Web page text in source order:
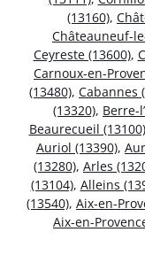
(13160),
Châteauneuf-
Ceyreste (13600),
Carnoux-en-
(13480), Cabannes
(13320), Berre-
Beaurecueil (13100)
Auriol (13390),
(13280), Arles
(13104), Alleins
(13540), Aix-en-
Aix-en-